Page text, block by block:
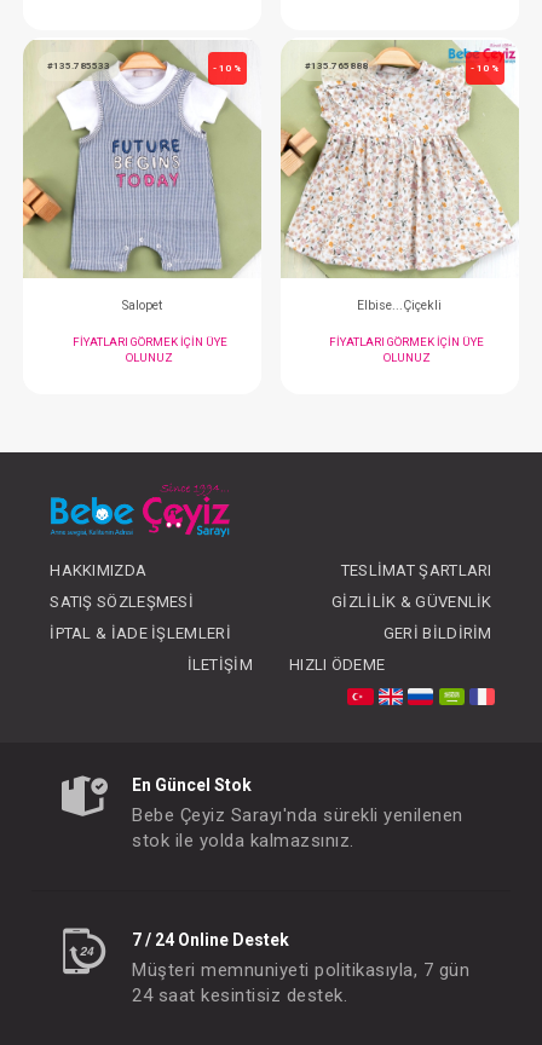
Takım...2'li
FIYATLARI GÖRMEK IÇIN ÜYE
OLUNUZ
Salopet
FIYATLARI
#135.785533 - 10 %
Salopet
FIYATLARI GÖRMEK IÇIN ÜYE
#135.765888
FIYATLARI
HAKKIMIZDA
TESLIMAT ŞARTLARI
SATIŞ SÖZLEŞMESI
GIZLILIK & GÜVENLIK
İPTAL & İADE İŞLEMLERI
GERI BILDIRIM
İLETIŞIM
HIZLI ÖDEME
En Güncel Stok
Bebe Çeyiz Sarayı'nda sürekli yenilenen
stok ile yolda kalmazsınız.
7 / 24 Online Destek
Müşteri memnuniyeti politikasıyla, 7 gün
24 saat kesintisiz destek.